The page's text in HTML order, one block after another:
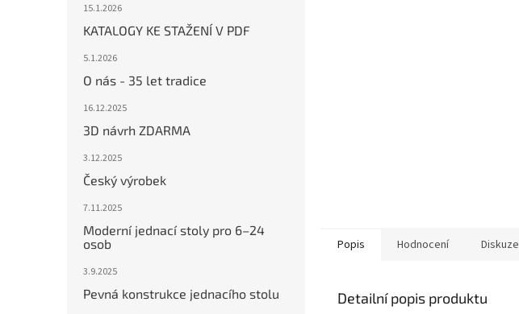
15.1.2026
KATALOGY KE STAŽENÍ V PDF
5.1.2026
O nás - 35 let tradice
16.12.2025
3D návrh ZDARMA
3.12.2025
Český výrobek
7.11.2025
Moderní jednací stoly pro 6–24
osob
3.9.2025
Pevná konstrukce jednacího stolu
Popis Hodnocení Diskuze
Detailní popis produktu